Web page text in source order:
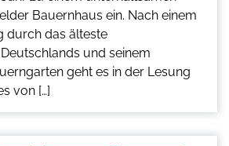
Bauernhaus ein. Nach einem
durch das älteste
und seinem
geht es in der Lesung
von […]